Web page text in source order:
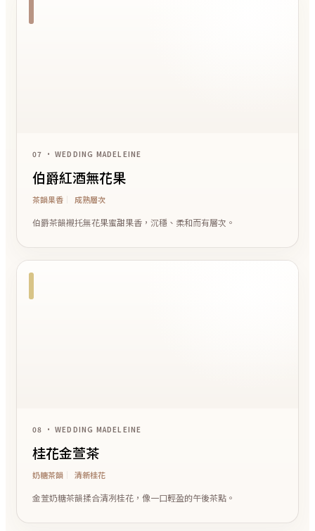
07 • WEDDING MADELEINE
伯爵紅酒無花果
茶韻果香 成熟層次
伯爵茶韻襯托無花果蜜甜果香，沉穩、柔和而有層次。
08 • WEDDING MADELEINE
桂花金萱茶
奶糖茶韻 清新桂花
金萱奶糖茶韻揉合清冽桂花，像一口輕盈的午後茶點。